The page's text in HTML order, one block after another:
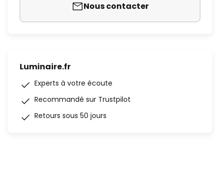
Nous contacter
Luminaire.fr
Experts à votre écoute
Recommandé sur Trustpilot
Retours sous 50 jours